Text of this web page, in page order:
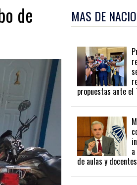
de
MAS DE
propuestas ante el
de aulas y docentes